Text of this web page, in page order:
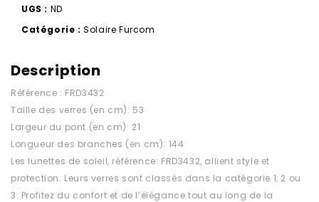
UGS : ND
Catégorie :Solaire Furcom
Description
Référence : FRD3432
Taille des verres (en cm): 53
Largeur du pont (en cm): 21
Longueur des branches (en cm): 144
Les lunettes de soleil, référence: FRD3432, allient style et
protection. Leurs verres sont classés dans la catégorie 1, 2 ou
3. Profitez du confort et de l’élégance tout au long de la